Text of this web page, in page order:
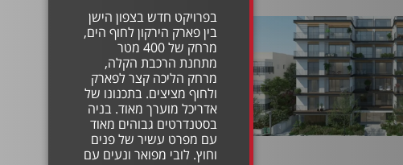
בפרויקט חדש בצפון הישן
בין פארק הירקון לחוף הים,
מרחק של 400 מטר
מתחנת הרכבת הקלה,
מרחק הליכה קצר לפארק
ולחוף מציצים. בתכנונו של
אדריכל מוערך מאוד. בניה
בסטנדרטים גבוהים מאוד
עם מפרט עשיר של פנים
וחוץ. לובי מפואר ונעים עם